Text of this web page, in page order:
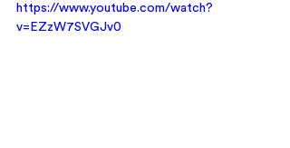
https://www.youtube.com/watch?
v=EZzW7SVGJv0